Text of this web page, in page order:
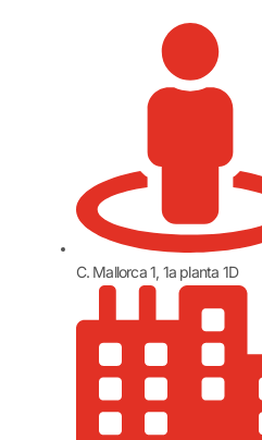
C. Mallorca 1, 1a planta 1D